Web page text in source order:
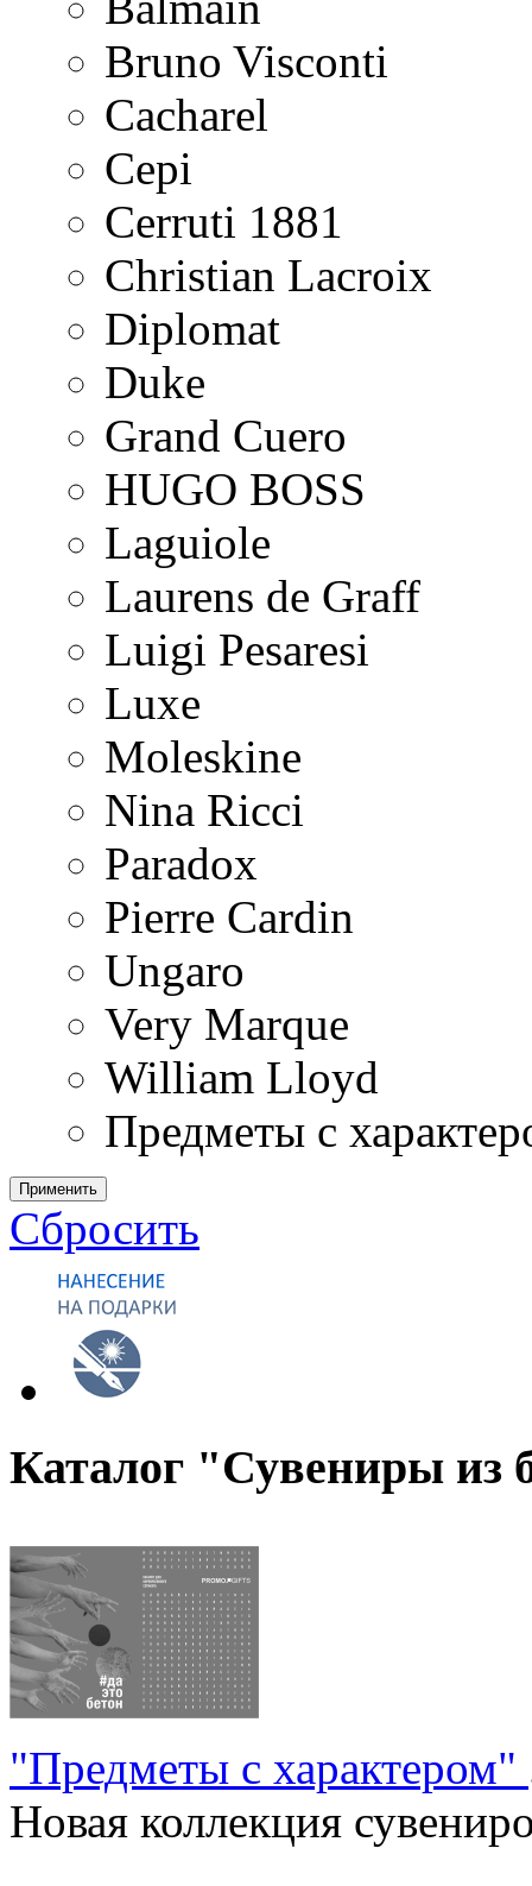
Bruno Visconti
Cacharel
Cepi
Cerruti 1881
Christian Lacroix
Diplomat
Duke
Grand Cuero
HUGO BOSS
Laguiole
Laurens de Graff
Luigi Pesaresi
Luxe
Moleskine
Nina Ricci
Paradox
Pierre Cardin
Ungaro
Very Marque
William Lloyd
Предметы с
Применить
Сбросить
Каталог "Сувениры из
"Предметы с характером"
Новая коллекция